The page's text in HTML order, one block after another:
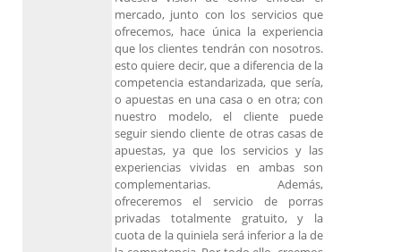
mercado, junto con los servicios que
ofrecemos, hace única la experiencia
que los clientes tendrán con nosotros.
esto quiere decir, que a diferencia de la
competencia estandarizada, que sería,
o apuestas en una casa o en otra; con
nuestro modelo, el cliente puede
seguir siendo cliente de otras casas de
apuestas, ya que los servicios y las
experiencias vividas en ambas son
complementarias. Además,
ofreceremos el servicio de porras
privadas totalmente gratuito, y la
cuota de la quiniela será inferior a la de